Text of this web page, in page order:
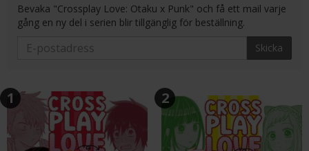
Bevaka "Crossplay Love: Otaku x Punk" och få ett mail varje
gång en ny del i serien blir tillgänglig för beställning.
Skicka
1 2